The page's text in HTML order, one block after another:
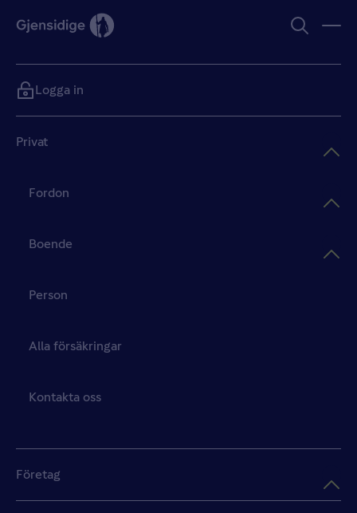
Privat
Fordon
Boende
Person
Alla försäkringar
Kontakta oss
Företag
Logga in